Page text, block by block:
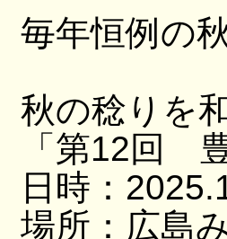
毎年恒例の
秋の稔りを
「第12回
日時：
場所：広島